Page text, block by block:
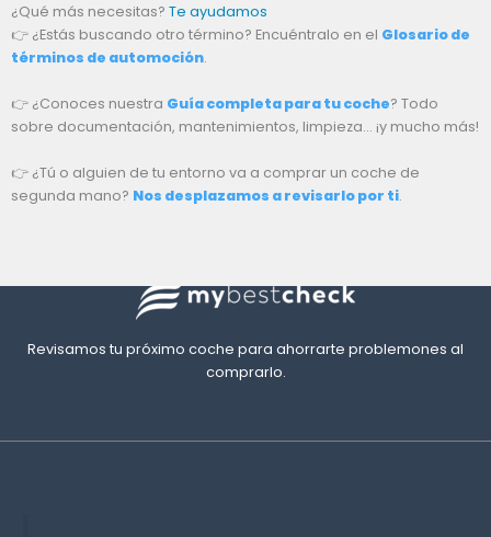
¿Qué más necesitas? Te ayudamos
👉 ¿Estás buscando otro término? Encuéntralo en el Glosario de
términos de automoción.
👉 ¿Conoces nuestra Guía completa para tu coche? Todo
sobre documentación, mantenimientos, limpieza… ¡y mucho más!
👉 ¿Tú o alguien de tu entorno va a comprar un coche de
segunda mano? Nos desplazamos a revisarlo por ti.
Revisamos tu próximo coche para ahorrarte problemones al
comprarlo.